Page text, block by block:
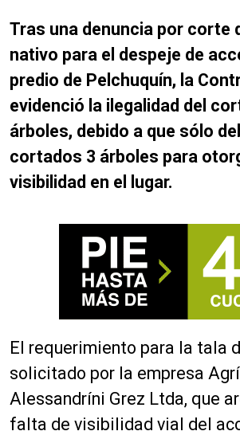
Tras una denuncia por corte
nativo para el despeje de
predio de Pelchuquín, la
evidenció la ilegalidad del
árboles, debido a que sólo
cortados 3 árboles para
visibilidad en el lugar.
El requerimiento para la tala
solicitado por la empresa
Alessandríni Grez Ltda, que
falta de visibilidad vial del